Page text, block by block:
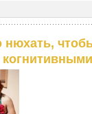
нюхать,